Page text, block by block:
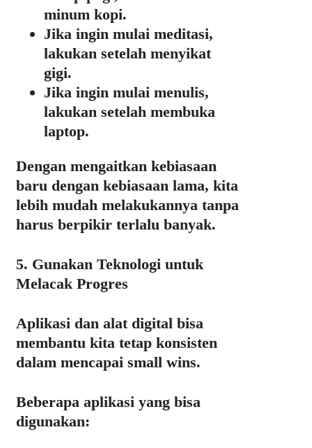
minum kopi.
Jika ingin mulai meditasi,
lakukan setelah menyikat
gigi.
Jika ingin mulai menulis,
lakukan setelah membuka
laptop.
Dengan mengaitkan kebiasaan
baru dengan kebiasaan lama, kita
lebih mudah melakukannya tanpa
harus berpikir terlalu banyak.
5. Gunakan Teknologi untuk
Melacak Progres
Aplikasi dan alat digital bisa
membantu kita tetap konsisten
dalam mencapai small wins.
Beberapa aplikasi yang bisa
digunakan: